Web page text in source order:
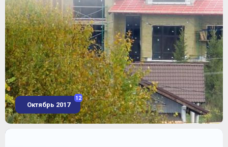
Октябрь 2017
12